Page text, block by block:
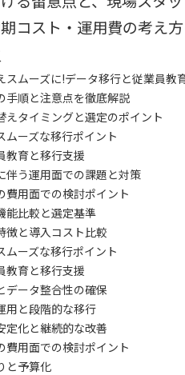
コスト・運用費の考え
スムーズに!データ移行と従業員教
手順と注意点を徹底解説
えタイミングと選定のポイント
ムーズな移行ポイント
教育と移行支援
伴う運用面での課題と対策
費用面での検討ポイント
能比較と選定基準
徴と導入コスト比較
ムーズな移行ポイント
教育と移行支援
データ整合性の確保
用と段階的な移行
定化と継続的な改善
費用面での検討ポイント
と予算化